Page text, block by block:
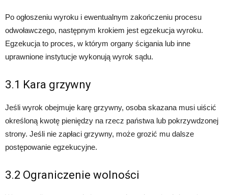
Po ogłoszeniu wyroku i ewentualnym zakończeniu procesu
odwoławczego, następnym krokiem jest egzekucja wyroku.
Egzekucja to proces, w którym organy ścigania lub inne
uprawnione instytucje wykonują wyrok sądu.
3.1 Kara grzywny
Jeśli wyrok obejmuje karę grzywny, osoba skazana musi uiścić
określoną kwotę pieniędzy na rzecz państwa lub pokrzywdzonej
strony. Jeśli nie zapłaci grzywny, może grozić mu dalsze
postępowanie egzekucyjne.
3.2 Ograniczenie wolności